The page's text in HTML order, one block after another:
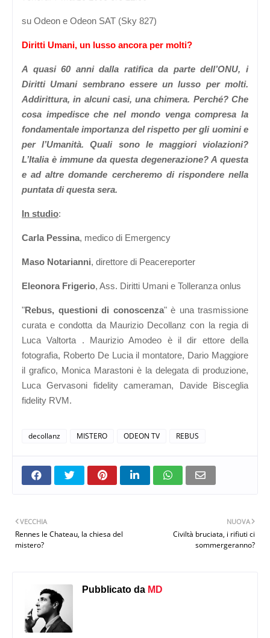
su Odeon e Odeon SAT (Sky 827)
Diritti Umani, un lusso ancora per molti?
A quasi 60 anni dalla ratifica da parte dell’ONU, i
Diritti Umani sembrano essere un lusso per molti.
Addirittura, in alcuni casi, una chimera. Perché? Che
cosa impedisce che nel mondo venga compresa la
fondamentale importanza del rispetto per gli uomini e
per l’Umanità. Quali sono le maggiori violazioni?
L’Italia è immune da questa degenerazione? A questa
e ad altre domande cercheremo di rispondere nella
puntata di questa sera.
In studio:
Carla Pessina, medico di Emergency
Maso Notarianni, direttore di Peacereporter
Eleonora Frigerio, Ass. Diritti Umani e Tolleranza onlus
"Rebus, questioni di conoscenza" è una trasmissione
curata e condotta da Maurizio Decollanz con la regia di
Luca Valtorta . Maurizio Amodeo è il dir ettore della
fotografia, Roberto De Lucia il montatore, Dario Maggiore
il grafico, Monica Marastoni è la delegata di produzione,
Luca Gervasoni fidelity cameraman, Davide Bisceglia
fidelity RVM.
decollanz MISTERO ODEON TV REBUS
NUOVA
Civiltà bruciata, i rifiuti ci
sommergeranno?
VECCHIA
Rennes le Chateau, la chiesa del
mistero?
Pubblicato da MD